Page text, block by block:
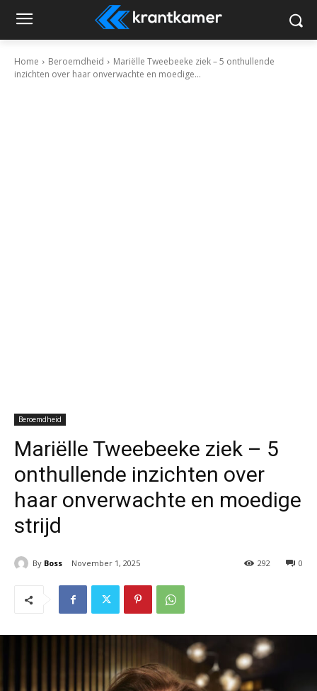
Home Beroemdheid
Mariëlle Tweebeeke ziek – 5 onthullende
inzichten over haar onverwachte en moedige...
Beroemdheid
Mariëlle Tweebeeke ziek – 5
onthullende inzichten over
haar onverwachte en moedige
strijd
By Boss November 1, 2025 0
292